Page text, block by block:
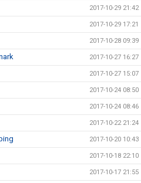
2017-10-29 21:42
2017-10-29 17:21
2017-10-28 09:39
2017-10-27 16:27
2017-10-27 15:07
2017-10-24 08:50
2017-10-24 08:46
2017-10-22 21:24
2017-10-20 10:43
2017-10-18 22:10
2017-10-17 21:55